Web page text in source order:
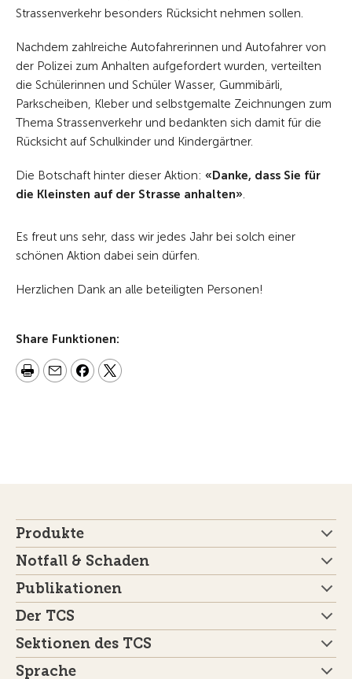
Strassenverkehr besonders Rücksicht nehmen sollen.
Nachdem zahlreiche Autofahrerinnen und Autofahrer von
der Polizei zum Anhalten aufgefordert wurden, verteilten
die Schülerinnen und Schüler Wasser, Gummibärli,
Parkscheiben, Kleber und selbstgemalte Zeichnungen zum
Thema Strassenverkehr und bedankten sich damit für die
Rücksicht auf Schulkinder und Kindergärtner.
Die Botschaft hinter dieser Aktion: «Danke, dass Sie für
die Kleinsten auf der Strasse anhalten».
Es freut uns sehr, dass wir jedes Jahr bei solch einer
schönen Aktion dabei sein dürfen.
Herzlichen Dank an alle beteiligten Personen!
Share Funktionen:
Produkte
Notfall & Schaden
Publikationen
Der TCS
Sektionen des TCS
Sprache